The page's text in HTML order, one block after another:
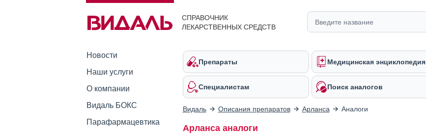
СПРАВОЧНИК
ЛЕКАРСТВЕННЫХ СРЕДСТВ
Новости
Наши услуги
О компании
Видаль БОКС
Парафармацевтика
Препараты Медицинская энциклопедия
Специалистам Поиск аналогов
Видаль Описания препаратов Арланса Аналоги
Арланса аналоги